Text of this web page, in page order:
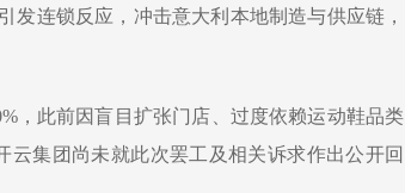
连锁反应，冲击意大利本地制造与供应链，
，此前因盲目扩张门店、过度依赖运动鞋品类
云集团尚未就此次罢工及相关诉求作出公开回